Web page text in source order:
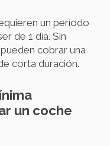
un período
de 1 día. Sin
cobrar una
corta duración.
un coche